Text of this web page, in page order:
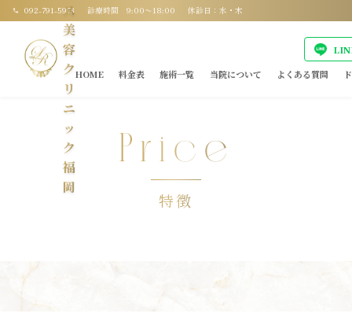
092-791-5973 診療時間 9:00〜18:00 休診日：水・木
ス
美
容
ク
リ
ニ
ッ
ク
福
岡
HOME
料金表 施術一覧 当院について よくある質問
Price
特徴